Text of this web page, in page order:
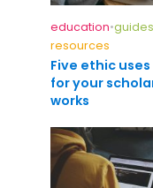
education•guides
resources
Five ethic uses
for your
works